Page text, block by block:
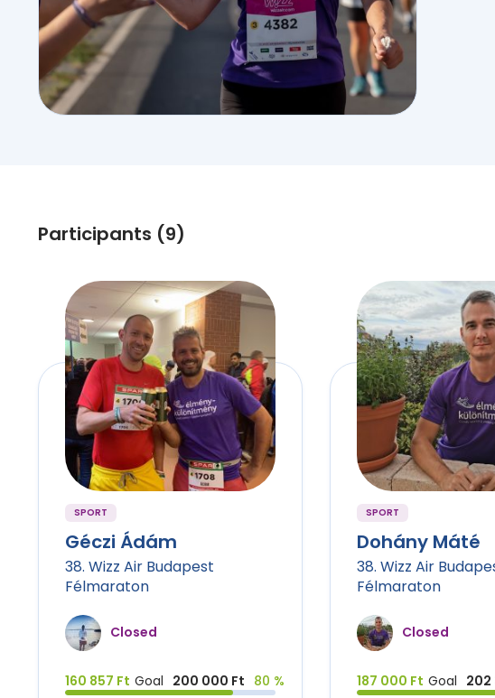
Participants (9)
SPORT
Géczi Ádám
38. Wizz Air Budapest
Félmaraton
Closed
160 857 Ft Goal 200 000 Ft 80 %
SPORT
Dohány Máté
38. Wizz Air
Félmaraton
Closed
187 000 Ft Goal 202